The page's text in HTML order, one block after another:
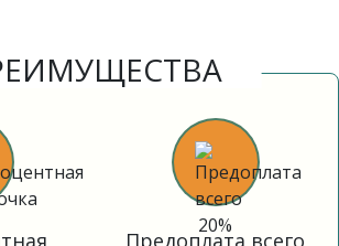
Предоплата всего